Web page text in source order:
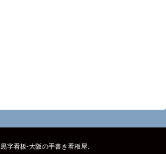
黒字看板‐大阪の手書き看板屋